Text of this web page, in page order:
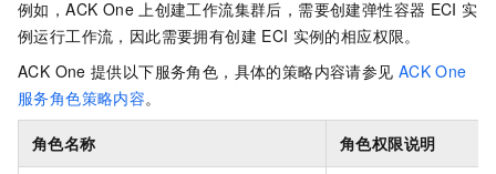
例如，ACK One 上创建工作流集群后，需要创建弹性容器 ECI 实
例运行工作流，因此需要拥有创建 ECI 实例的相应权限。
ACK One 提供以下服务角色，具体的策略内容请参见 ACK One
服务角色策略内容。
角色名称 角色权限说明